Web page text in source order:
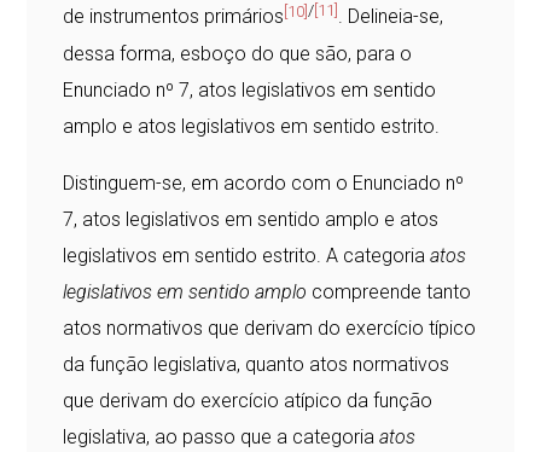
de instrumentos primários [10]/ [11] . Delineia-se,
dessa forma, esboço do que são, para o
Enunciado nº 7, atos legislativos em sentido
amplo e atos legislativos em sentido estrito.
Distinguem-se, em acordo com o Enunciado nº
7, atos legislativos em sentido amplo e atos
legislativos em sentido estrito. A categoriaatos
legislativos em sentido amplo compreende tanto
atos normativos que derivam do exercício típico
da função legislativa, quanto atos normativos
que derivam do exercício atípico da função
legislativa, ao passo que a categoriaatos